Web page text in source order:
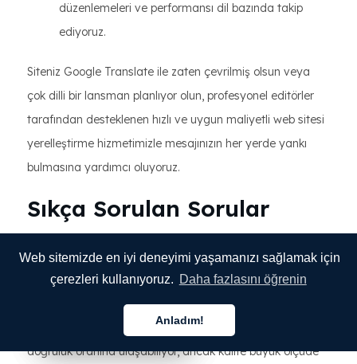
Web sitemizde en iyi deneyimi yaşamanızı sağlamak için
çerezleri kullanıyoruz. Daha fazlasını öğrenin
Anladım!
düzenlemeleri ve performansı dil bazında takip
ediyoruz.
Siteniz Google Translate ile zaten çevrilmiş olsun veya
çok dilli bir lansman planlıyor olun, profesyonel editörler
tarafından desteklenen hızlı ve uygun maliyetli web sitesi
yerelleştirme hizmetimizle mesajınızın her yerde yankı
bulmasına yardımcı oluyoruz.
Sıkça Sorulan Sorular
Google Translate'in işletme web
siteleri için çeviri doğruluğu ne
kadar yüksek?
Google Translate, yaygın dil çiftlerinde yaklaşık %80
doğruluk oranına ulaşabiliyor, ancak kalite büyük ölçüde
Türkçe
Türkçe
Türkçe